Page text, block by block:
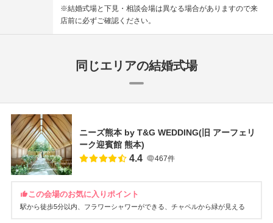
※結婚式場と下見・相談会場は異なる場合がありますので来
店前に必ずご確認ください。
同じエリアの結婚式場
ニーズ熊本 by T&G WEDDING(旧 アーフェリ
ーク迎賓館 熊本)
4.4 467件
この会場のお気に入りポイント
駅から徒歩5分以内 フラワーシャワーができる チャペルから緑が見える